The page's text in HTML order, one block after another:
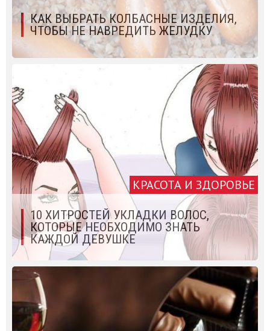
КАК ВЫБРАТЬ КОЛБАСНЫЕ ИЗДЕЛИЯ,
ЧТОБЫ НЕ НАВРЕДИТЬ ЖЕЛУДКУ
КРАСОТА И ЗДОРОВЬЕ
10 ХИТРОСТЕЙ УКЛАДКИ ВОЛОС,
КОТОРЫЕ НЕОБХОДИМО ЗНАТЬ
КАЖДОЙ ДЕВУШКЕ